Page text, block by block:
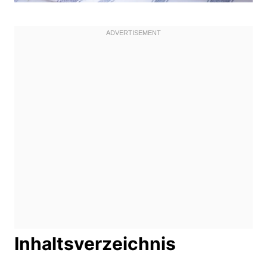
Inhaltsverzeichnis